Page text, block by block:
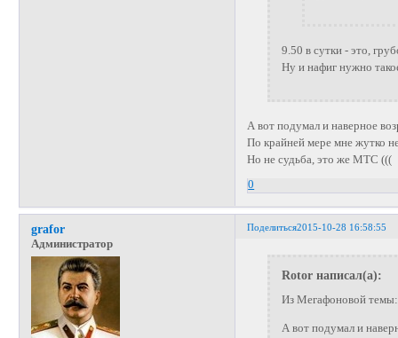
9.50 в сутки - это,
Ну и нафиг нужно
А вот подумал и наверное
По крайней мере мне жутко
Но не судьба, это же МТС (((
0
Поделиться2015-10-28 16:58:55
grafor
Администратор
Rotor написал(а):
Из Мегафоновой темы:
А вот подумал и